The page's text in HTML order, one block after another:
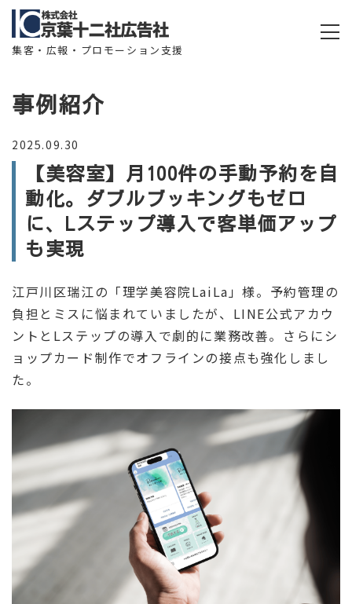
集客・広報・プロモーション支援
事例紹介
2025.09.30
【美容室】月100件の手動予約を自
動化。ダブルブッキングもゼロ
に、Lステップ導入で客単価アップ
も実現
江戸川区瑞江の「理学美容院LaiLa」様。予約管理の
負担とミスに悩まれていましたが、LINE公式アカウ
ントとLステップの導入で劇的に業務改善。さらにシ
ョップカード制作でオフラインの接点も強化しまし
た。